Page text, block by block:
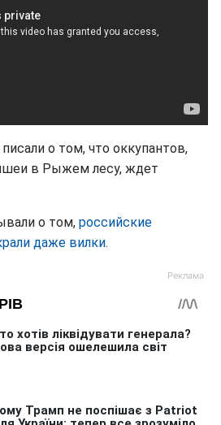
о том, что оккупантов,
в Рыжем лесу, ждет
о том, российские
даже вилки.